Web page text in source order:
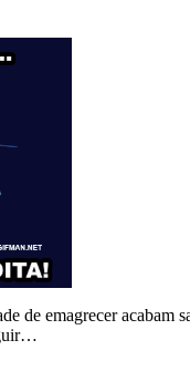
de emagrecer